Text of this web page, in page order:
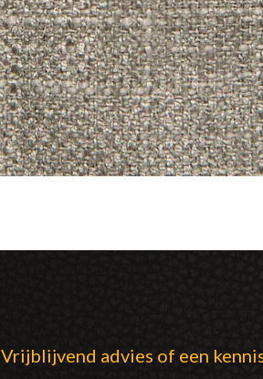
Vrijblijvend advies of een